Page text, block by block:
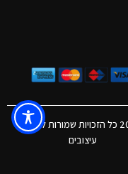
©2026 כל הזכויות שמורות לטימבר
עיצובים